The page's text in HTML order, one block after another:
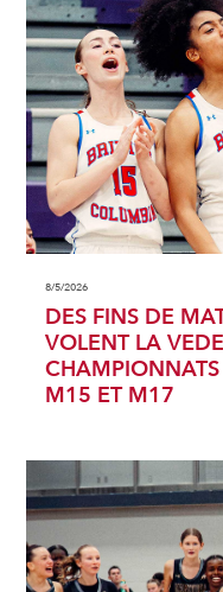
8/5/2026
DES FINS DE
VOLENT LA
M15 ET M17